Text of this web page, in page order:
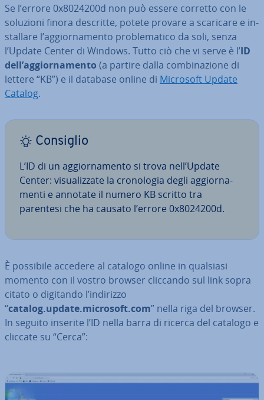
Se l’errore 0x8024200d non può essere corretto con le
soluzioni finora descritte, potete provare a scaricare e in­
stal­la­re l’ag­gior­na­men­to pro­ble­ma­ti­co da soli, senza
l’Update Center di Windows. Tutto ciò che vi serve è l’ID
dell’ag­gior­na­men­to (a partire dalla com­bi­na­zio­ne di
lettere “KB”) e il database online di Microsoft Update
Catalog.
Consiglio
L’ID di un ag­gior­na­men­to si trova nell’Update
Center: vi­sua­liz­za­te la cro­no­lo­gia degli ag­gior­na­
men­ti e annotate il numero KB scritto tra
parentesi che ha causato l’errore 0x8024200d.
È possibile accedere al catalogo online in qualsiasi
momento con il vostro browser cliccando sul link sopra
citato o digitando l’indirizzo
“catalog.update.microsoft.com” nella riga del browser.
In seguito inserite l’ID nella barra di ricerca del catalogo e
cliccate su “Cerca”: